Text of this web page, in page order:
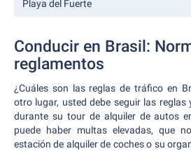
Playa del Fuerte
Conducir en Brasil:
reglamentos
¿Cuáles son las reglas de tráfico en
otro lugar, usted debe seguir las reglas
durante su tour de alquiler de autos
puede haber multas elevadas, que
estación de alquiler de coches o su